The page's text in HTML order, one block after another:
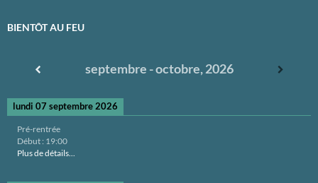
BIENTÔT AU FEU
septembre - octobre, 2026
lundi 07 septembre 2026
Pré-rentrée
Début : 19:00
Plus de détails...